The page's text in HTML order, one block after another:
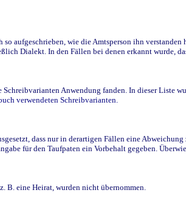
wie die Amtsperson ihn verstanden
Dialekt. In den Fällen bei denen erkannt wurde,
Anwendung fanden. In dieser Liste
verwendeten Schreibvarianten.
dass nur in derartigen Fällen eine
für den Taufpaten ein Vorbehalt gegeben.
B. eine Heirat, wurden nicht übernommen.